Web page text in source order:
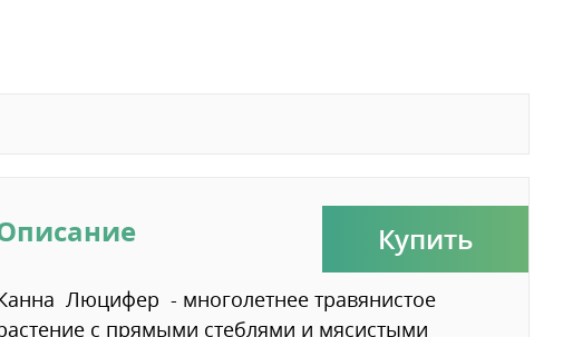
Купить
Люцифер - многолетнее травянистое
с прямыми стеблями и мясистыми